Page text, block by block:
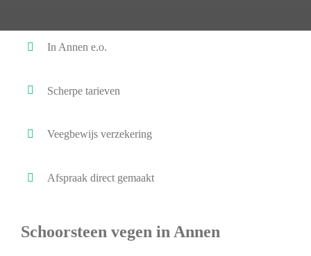
In Annen e.o.
Scherpe tarieven
Veegbewijs verzekering
Afspraak direct gemaakt
Schoorsteen vegen in Annen